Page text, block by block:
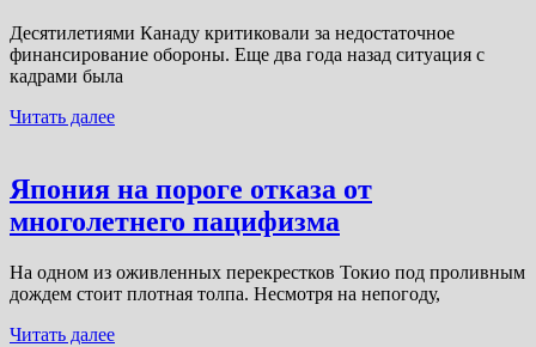
Десятилетиями Канаду критиковали за недостаточное
финансирование обороны. Еще два года назад ситуация с
кадрами была
Читать далее
Япония на пороге отказа от
многолетнего пацифизма
На одном из оживленных перекрестков Токио под проливным
дождем стоит плотная толпа. Несмотря на непогоду,
Читать далее